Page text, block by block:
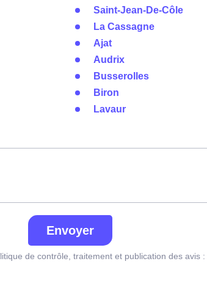
Saint-Jean-De-Côle
La Cassagne
Ajat
Audrix
Busserolles
Biron
Lavaur
Envoyer
de contrôle, traitement et publication des avis :